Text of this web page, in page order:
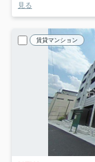
見る
賃貸マンション